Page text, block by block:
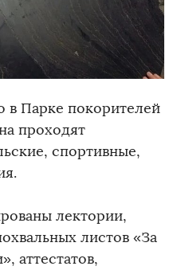
в Парке покорителей
проходят
спортивные,
лектории,
листов «За
аттестатов,